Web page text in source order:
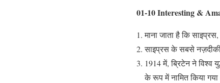
01-10 Interesting &
माना जाता है कि
साइप्रस के सबसे नज़दीकी
1914 में, ब्रिटेन ने विश्व
के रूप में नामित किया गया